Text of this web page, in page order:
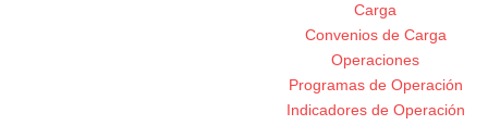
Carga
Convenios de Carga
Operaciones
Programas de Operación
Indicadores de Operación